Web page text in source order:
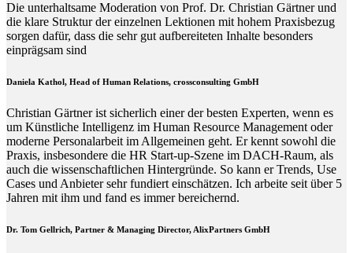
Die unterhaltsame Moderation von Prof. Dr. Christian Gärtner und
die klare Struktur der einzelnen Lektionen mit hohem Praxisbezug
sorgen dafür, dass die sehr gut aufbereiteten Inhalte besonders
einprägsam sind
Daniela Kathol, Head of Human Relations, crossconsulting GmbH
Christian Gärtner ist sicherlich einer der besten Experten, wenn es
um Künstliche Intelligenz im Human Resource Management oder
moderne Personalarbeit im Allgemeinen geht. Er kennt sowohl die
Praxis, insbesondere die HR Start-up-Szene im DACH-Raum, als
auch die wissenschaftlichen Hintergründe. So kann er Trends, Use
Cases und Anbieter sehr fundiert einschätzen. Ich arbeite seit über 5
Jahren mit ihm und fand es immer bereichernd.
Dr. Tom Gellrich, Partner & Managing Director, AlixPartners GmbH